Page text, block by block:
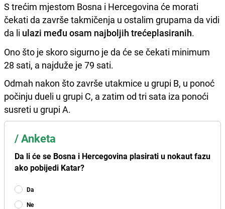
S trećim mjestom Bosna i Hercegovina će morati
čekati da završe takmičenja u ostalim grupama da vidi
da li ulazi među osam najboljih trećeplasiranih.
Ono što je skoro sigurno je da će se čekati minimum
28 sati, a najduže je 79 sati.
Odmah nakon što završe utakmice u grupi B, u ponoć
počinju dueli u grupi C, a zatim od tri sata iza ponoći
susreti u grupi A.
/Anketa
Da li će se Bosna i Hercegovina plasirati u nokaut fazu
ako pobijedi Katar?
Da
Ne